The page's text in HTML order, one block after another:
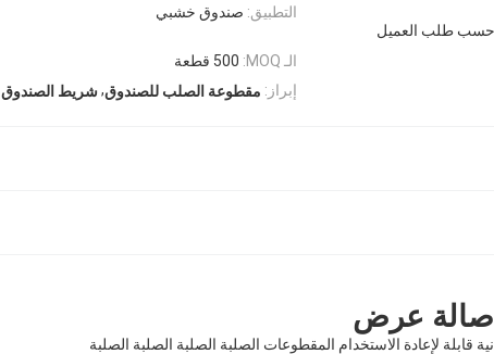
التطبيق: صندوق خشبي
الـ MOQ:
500 قطعة
إبراز: مقطوعة الصلب للصندوق,شريط الصندوق OEM
صالة عرض